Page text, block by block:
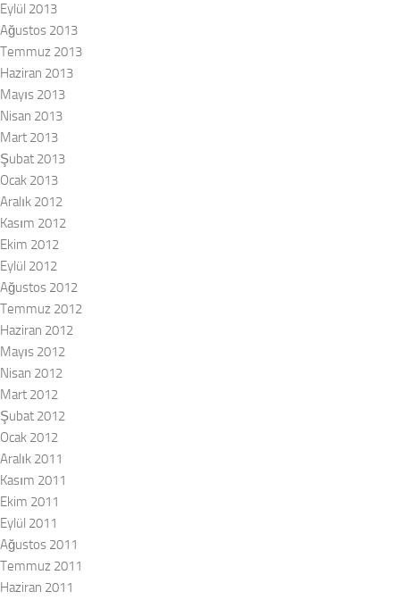
Eylül 2013
Ağustos 2013
Temmuz 2013
Haziran 2013
Mayıs 2013
Nisan 2013
Mart 2013
Şubat 2013
Ocak 2013
Aralık 2012
Kasım 2012
Ekim 2012
Eylül 2012
Ağustos 2012
Temmuz 2012
Haziran 2012
Mayıs 2012
Nisan 2012
Mart 2012
Şubat 2012
Ocak 2012
Aralık 2011
Kasım 2011
Ekim 2011
Eylül 2011
Ağustos 2011
Temmuz 2011
Haziran 2011